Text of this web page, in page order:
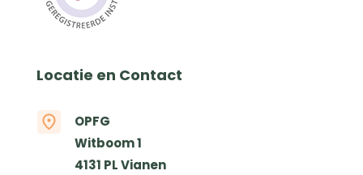
Locatie en Contact
OPFG
Witboom 1
4131 PL Vianen